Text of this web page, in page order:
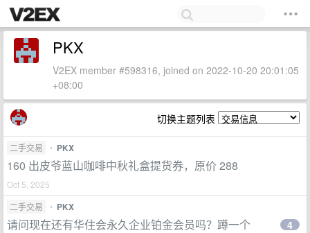
PKX
V2EX member #598316, joined on 2022-10-20 20:01:05
+08:00
切换主题列表
二手交易 • PKX
160 出皮爷蓝山咖啡中秋礼盒提货券，原价 288
Oct 5, 2025
二手交易
• PKX
请问现在还有华住会永久企业铂金会员吗？蹲一个 4